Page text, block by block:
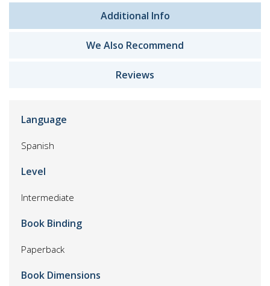
Additional Info
We Also Recommend
Reviews
Language
Spanish
Level
Intermediate
Book Binding
Paperback
Book Dimensions